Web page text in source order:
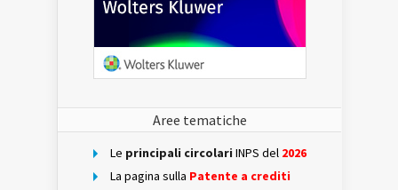
Aree tematiche
Le principali circolari INPS del 2026
La pagina sulla Patente a crediti